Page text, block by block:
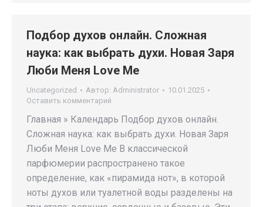
Подбор духов онлайн. Сложная
наука: как выбрать духи. Новая Заря
Люби Меня Love Me
Uncategorized Автор: Administrator
10.01.2025
Оставить комментарий
Главная » Календарь Подбор духов онлайн.
Сложная наука: как выбрать духи. Новая Заря
Люби Меня Love Me В классической
парфюмерии распространено такое
определение, как «пирамида нот», в которой
ноты духов или туалетной воды разделены на